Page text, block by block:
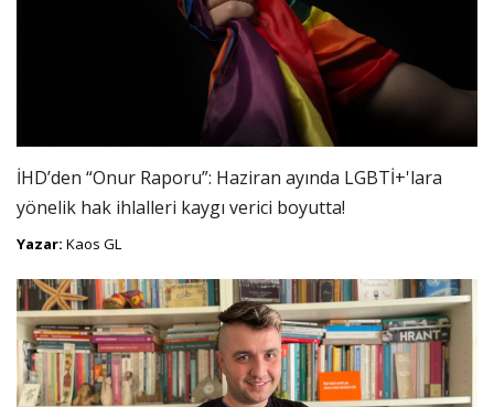
İHD’den “Onur Raporu”: Haziran ayında LGBTİ+'lara
yönelik hak ihlalleri kaygı verici boyutta!
Yazar: Kaos GL